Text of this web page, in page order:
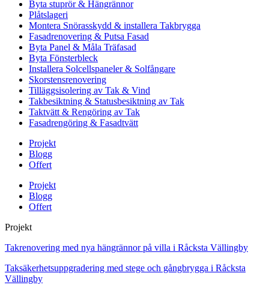
Byta stuprör & Hängrännor
Plåtslageri
Montera Snörasskydd & installera Takbrygga
Fasadrenovering & Putsa Fasad
Byta Panel & Måla Träfasad
Byta Fönsterbleck
Installera Solcellspaneler & Solfångare
Skorstensrenovering
Tilläggsisolering av Tak & Vind
Takbesiktning & Statusbesiktning av Tak
Taktvätt & Rengöring av Tak
Fasadrengöring & Fasadtvätt
Projekt
Blogg
Offert
Projekt
Blogg
Offert
Projekt
Takrenovering med nya hängrännor på villa i Råcksta Vällingby
Taksäkerhetsuppgradering med stege och gångbrygga i Råcksta
Vällingby